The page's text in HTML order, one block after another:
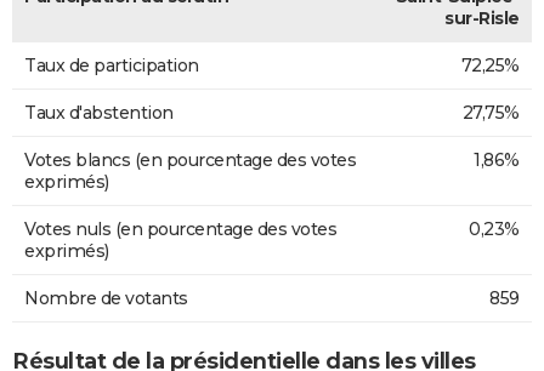
sur-Risle
Taux de participation 72,25%
Taux d'abstention 27,75%
Votes blancs (en pourcentage des votes
exprimés)
1,86%
Votes nuls (en pourcentage des votes
exprimés)
0,23%
Nombre de votants 859
Résultat de la présidentielle dans les villes